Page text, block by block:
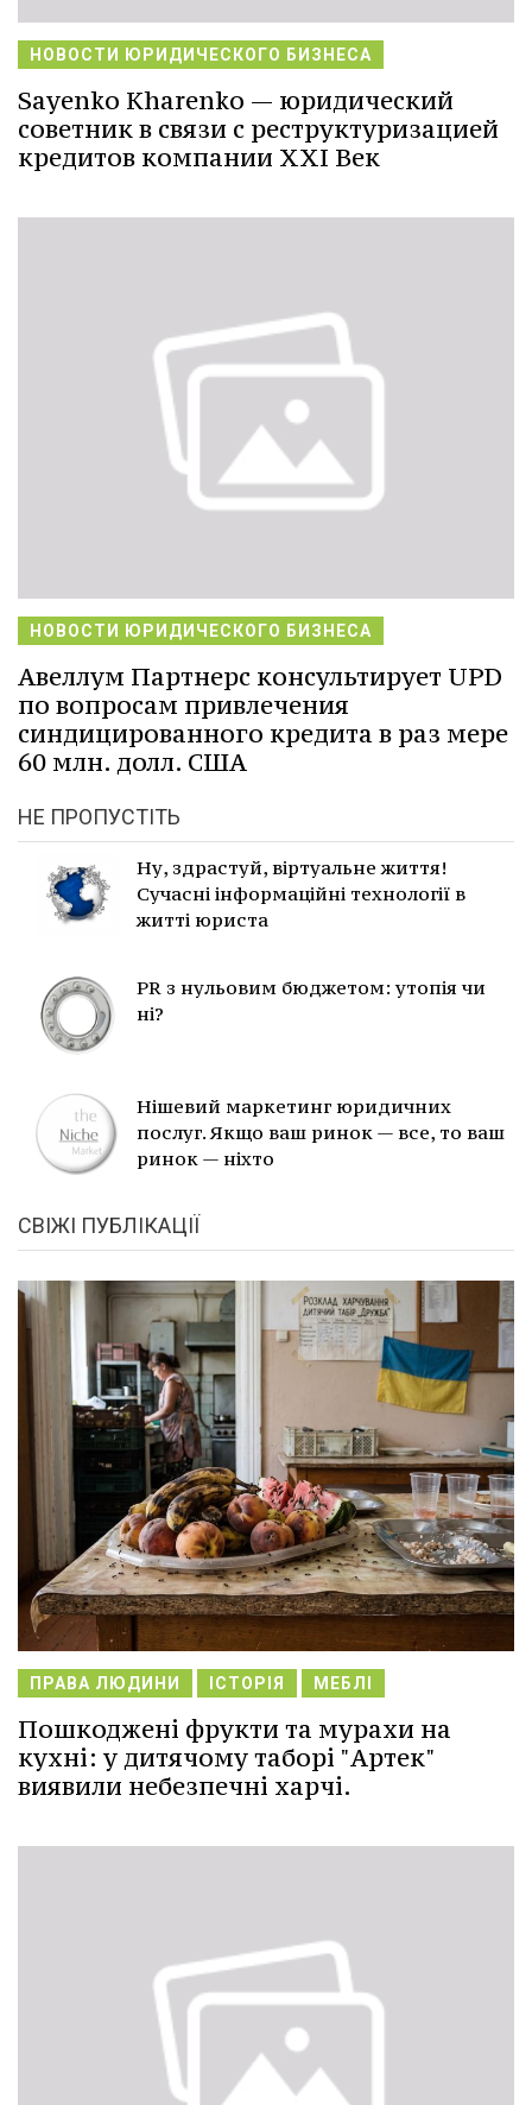
НОВОСТИ ЮРИДИЧЕСКОГО БИЗНЕСА
Sayenko Kharenko — юридический
советник в связи с реструктуризацией
кредитов компании XXI Век
НОВОСТИ ЮРИДИЧЕСКОГО БИЗНЕСА
Авеллум Партнерс консультирует UPD
по вопросам привлечения
синдицированного кредита в раз мере
60 млн. долл. США
НЕ ПРОПУСТІТЬ
Ну, здрастуй, віртуальне життя!
Сучасні інформаційні технології в
житті юриста
PR з нульовим бюджетом: утопія чи
ні?
Нішевий маркетинг юридичних
послуг. Якщо ваш ринок — все, то ваш
ринок — ніхто
СВІЖІ ПУБЛІКАЦІЇ
ПРАВА ЛЮДИНИ ІСТОРІЯ МЕБЛІ
Пошкоджені фрукти та мурахи на
кухні: у дитячому таборі "Артек"
виявили небезпечні харчі.